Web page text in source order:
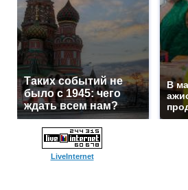
Таких событий не
было с 1945: чего
ждать всем нам?
В
LiveInternet